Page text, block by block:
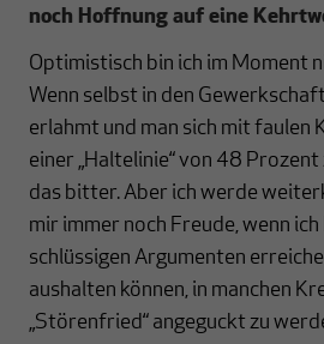
noch Hoffnung auf eine
Optimistisch bin ich im Moment
Wenn selbst in den
erlahmt und man sich mit faulen
einer „Haltelinie“ von 48
das bitter. Aber ich werde
mir immer noch Freude, wenn
schlüssigen Argumenten
aushalten können, in manchen
„Störenfried“ angeguckt zu